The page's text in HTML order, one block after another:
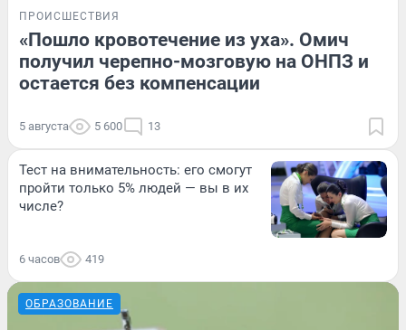
ПРОИСШЕСТВИЯ
«Пошло кровотечение из уха». Омич
получил черепно-мозговую на ОНПЗ и
остается без компенсации
5 августа 5 600 13
Тест на внимательность: его смогут
пройти только 5% людей — вы в их
числе?
6 часов 419
ОБРАЗОВАНИЕ